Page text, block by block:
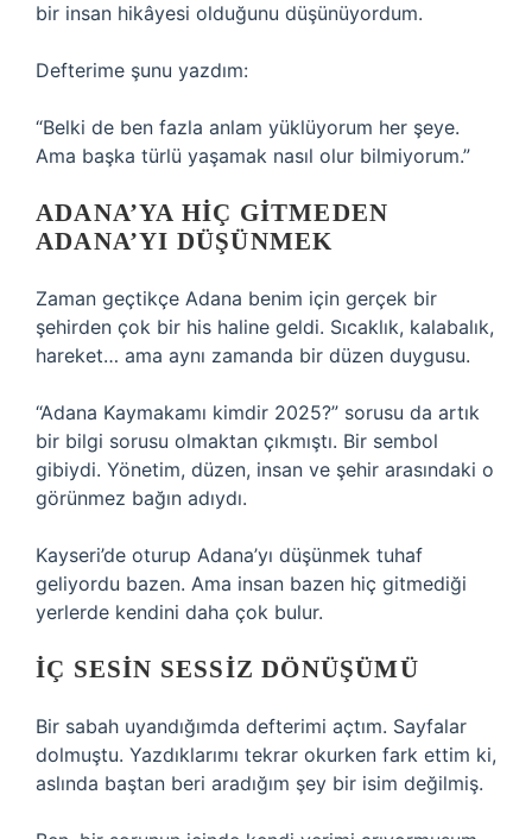
bir insan hikâyesi olduğunu düşünüyordum.
Defterime şunu yazdım:
“Belki de ben fazla anlam yüklüyorum her şeye.
Ama başka türlü yaşamak nasıl olur bilmiyorum.”
ADANA’YA HIÇ GITMEDEN
ADANA’YI DÜŞÜNMEK
Zaman geçtikçe Adana benim için gerçek bir
şehirden çok bir his haline geldi. Sıcaklık, kalabalık,
hareket… ama aynı zamanda bir düzen duygusu.
“Adana Kaymakamı kimdir 2025?” sorusu da artık
bir bilgi sorusu olmaktan çıkmıştı. Bir sembol
gibiydi. Yönetim, düzen, insan ve şehir arasındaki o
görünmez bağın adıydı.
Kayseri’de oturup Adana’yı düşünmek tuhaf
geliyordu bazen. Ama insan bazen hiç gitmediği
yerlerde kendini daha çok bulur.
İÇ SESIN SESSIZ DÖNÜŞÜMÜ
Bir sabah uyandığımda defterimi açtım. Sayfalar
dolmuştu. Yazdıklarımı tekrar okurken fark ettim ki,
aslında baştan beri aradığım şey bir isim değilmiş.